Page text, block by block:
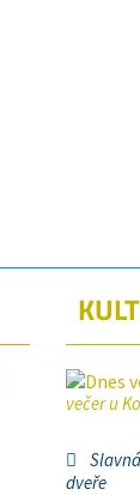
večer u
dveře